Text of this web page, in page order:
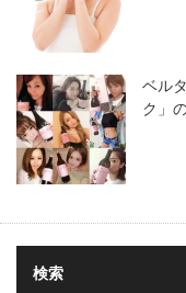
ベル
ク」
検索